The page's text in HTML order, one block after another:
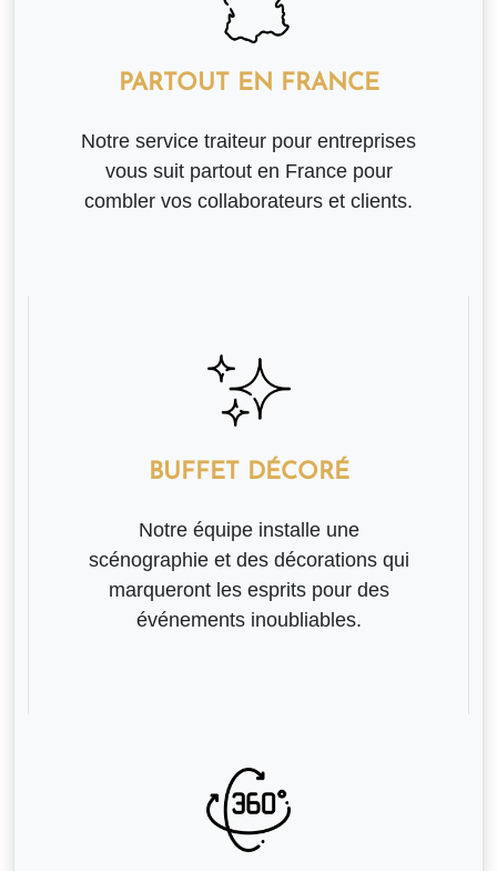
PARTOUT EN FRANCE
Notre service traiteur pour entreprises
vous suit partout en France pour
combler vos collaborateurs et clients.
BUFFET DÉCORÉ
Notre équipe installe une
scénographie et des décorations qui
marqueront les esprits pour des
événements inoubliables.